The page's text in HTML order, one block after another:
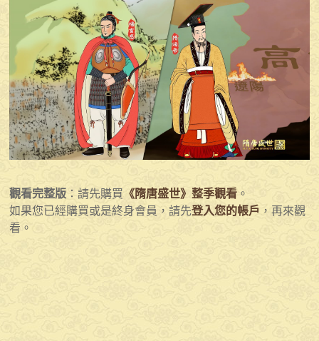
觀看完整版 ：請先購買 《隋唐盛世》整季觀看 。
如果您已經購買或是終身會員，請先登入您的帳戶 ，再來觀
看。